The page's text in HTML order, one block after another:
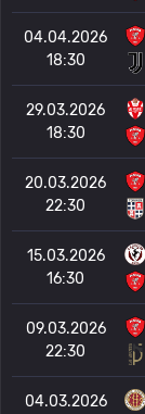
04.04.2026
18:30
29.03.2026
18:30
20.03.2026
22:30
15.03.2026
16:30
09.03.2026
22:30
04.03.2026